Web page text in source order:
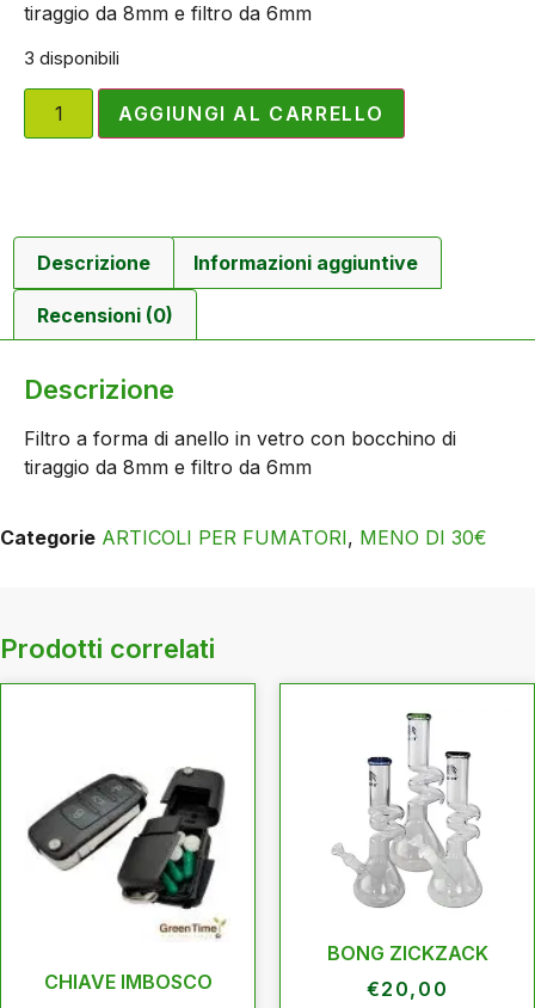
tiraggio da 8mm e filtro da 6mm
3 disponibili
AGGIUNGI AL CARRELLO
Descrizione Informazioni aggiuntive
Recensioni (0)
Descrizione
Filtro a forma di anello in vetro con bocchino di
tiraggio da 8mm e filtro da 6mm
Categorie ARTICOLI PER FUMATORI, MENO DI 30€
Prodotti correlati
CHIAVE IMBOSCO
BONG ZICKZACK
€20,00